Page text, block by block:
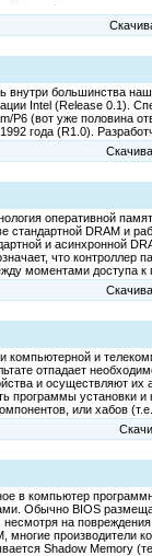
большинства
Intel (Release 0.1).
P6 (вот уже половина
года (R1.0).
оперативной
DRAM и
и асинхронной
что
моментами доступа к
и
отпадает
и осуществляют их
программы установки
или хабов
в компьютер
Обычно BIOS
на
многие
Shadow Memory